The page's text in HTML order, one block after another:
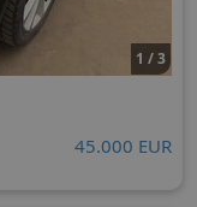
1 / 3
45.000 EUR